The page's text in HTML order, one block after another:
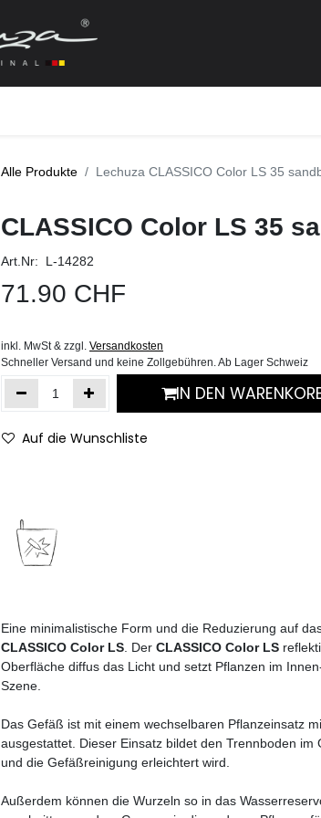
Alle Produkte Lechuza CLASSICO Color LS 35
CLASSICO Color LS 35
Art.Nr: L-14282
71.90 CHF
inkl. MwSt & zzgl. Versandkosten
Schneller Versand und keine Zollgebühren. Ab Lager Schweiz
IN DEN
Auf die Wunschliste
Eine minimalistische Form und die Reduzierung auf
CLASSICO Color LS . Der CLASSICO Color LS
Oberfläche diffus das Licht und setzt Pflanzen im
Szene.
Das Gefäß ist mit einem wechselbaren Pflanzeinsatz
ausgestattet. Dieser Einsatz bildet den Trennboden im
und die Gefäßreinigung erleichtert wird.
Außerdem können die Wurzeln so in das